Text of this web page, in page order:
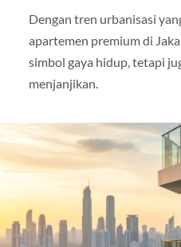
Dengan tren urbanisasi
apartemen premium di
simbol gaya hidup, tetapi
menjanjikan.